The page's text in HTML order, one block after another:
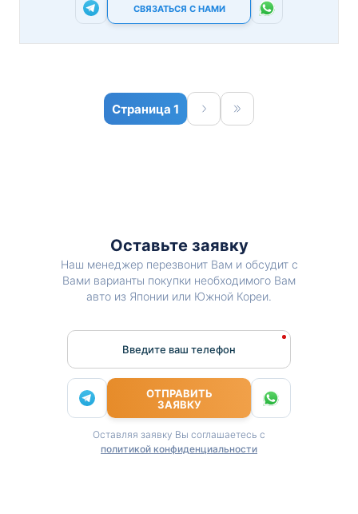
СВЯЗАТЬСЯ С НАМИ
1
Оставьте заявку
Наш менеджер перезвонит Вам и обсудит с
Вами варианты покупки необходимого Вам
авто из Японии или Южной Кореи.
Введите ваш телефон
ОТПРАВИТЬ
ЗАЯВКУ
Оставляя заявку Вы соглашаетесь с
политикой конфиденциальности